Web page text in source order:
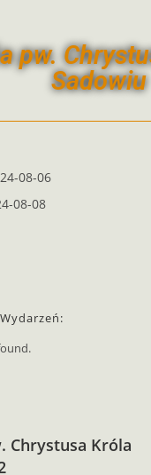
pw.
Sadowiu
08-06
08-08
Chrystusa Króla